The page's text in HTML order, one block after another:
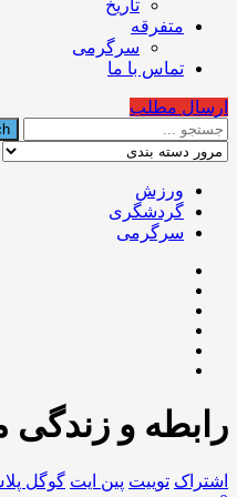
تاریخ
متفرقه
سرگرمی
تماس با ما
ارسال مطلب
ورزش
گردشگری
سرگرمی
رابطه و زندگی
اشتراک توییت پین ایت گوگل‌